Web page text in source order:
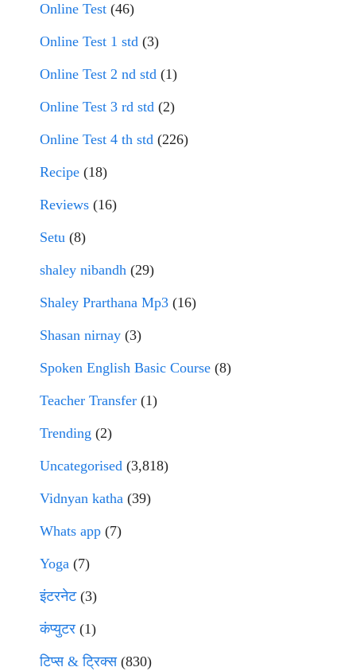
Online Test (46)
Online Test 1 std (3)
Online Test 2 nd std (1)
Online Test 3 rd std (2)
Online Test 4 th std (226)
Recipe (18)
Reviews (16)
Setu (8)
shaley nibandh (29)
Shaley Prarthana Mp3 (16)
Shasan nirnay (3)
Spoken English Basic Course (8)
Teacher Transfer (1)
Trending (2)
Uncategorised (3,818)
Vidnyan katha (39)
Whats app (7)
Yoga (7)
इंटरनेट(3)
कंप्युटर (1)
टिप्स & ट्रिक्स(830)